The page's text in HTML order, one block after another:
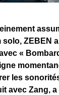
ZEBEN
«
les
avec Zang, a